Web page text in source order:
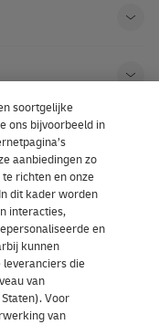
soortgelijke
ons bijvoorbeeld in
aanbiedingen zo
richten en onze
dit kader worden
interacties,
en
kunnen
leveranciers die
van
Voor
van